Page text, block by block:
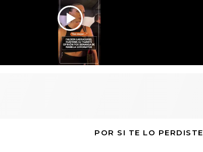
POR SI TE LO PERDISTE